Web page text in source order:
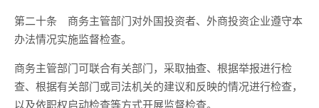
第二十条 商务主管部门对外国投资者、外商投资企业遵守本
办法情况实施监督检查。
商务主管部门可联合有关部门，采取抽查、根据举报进行检
查、根据有关部门或司法机关的建议和反映的情况进行检查，
以及依职权启动检查等方式开展监督检查。